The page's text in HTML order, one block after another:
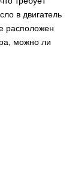
в двигатель
расположен
можно ли